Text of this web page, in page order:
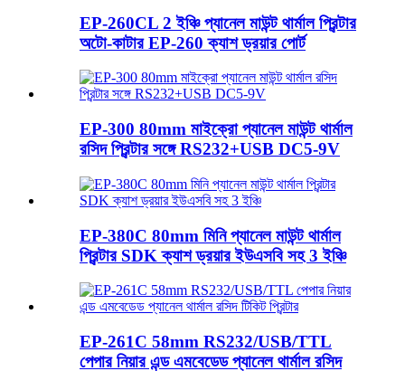
EP-260CL 2 ইঞ্চি প্যানেল মাউন্ট থার্মাল প্রিন্টার
অটো-কাটার EP-260 ক্যাশ ড্রয়ার পোর্ট
EP-300 80mm মাইক্রো প্যানেল মাউন্ট থার্মাল
রসিদ প্রিন্টার সঙ্গে RS232+USB DC5-9V
EP-380C 80mm মিনি প্যানেল মাউন্ট থার্মাল
প্রিন্টার SDK ক্যাশ ড্রয়ার ইউএসবি সহ 3 ইঞ্চি
EP-261C 58mm RS232/USB/TTL
পেপার নিয়ার এন্ড এমবেডেড প্যানেল থার্মাল রসিদ